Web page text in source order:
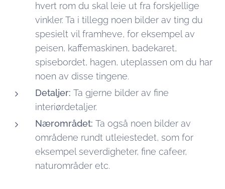
hvert rom du skal leie ut fra forskjellige
vinkler. Ta i tillegg noen bilder av ting du
spesielt vil framheve, for eksempel av
peisen, kaffemaskinen, badekaret,
spisebordet, hagen, uteplassen om du har
noen av disse tingene.
Detaljer: Ta gjerne bilder av fine
interiørdetaljer.
Nærområdet: Ta også noen bilder av
områdene rundt utleiestedet, som for
eksempel severdigheter, fine cafeer,
naturområder etc.